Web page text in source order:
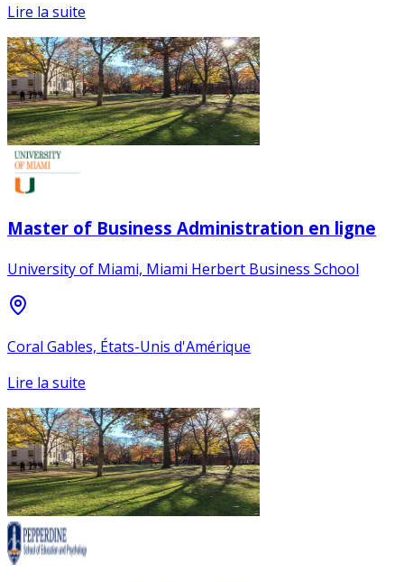
Lire la suite
Master of Business Administration en ligne
University of Miami, Miami Herbert Business School
Coral Gables, États-Unis d'Amérique
Lire la suite